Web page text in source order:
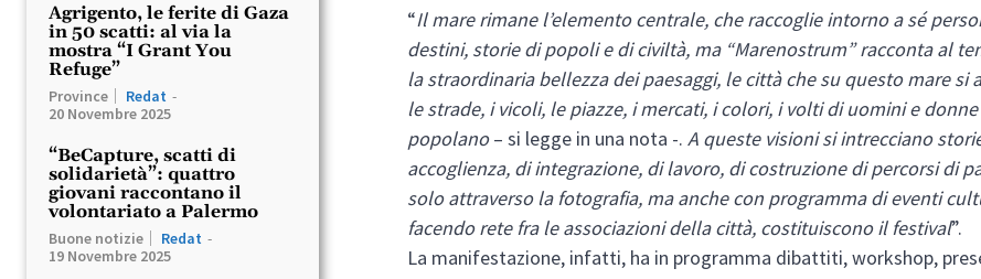
Agrigento, le ferite di Gaza
in 50 scatti: al via la
mostra “I Grant You
Refuge”
Province Redat -
20 Novembre 2025
“BeCapture, scatti di
solidarietà”: quattro
giovani raccontano il
volontariato a Palermo
Buone notizie Redat -
19 Novembre 2025
“Il mare rimane l’elemento centrale, che raccoglie intorno a sé
destini, storie di popoli e di civiltà, ma “Marenostrum” racconta al
la straordinaria bellezza dei paesaggi, le città che su questo mare si
le strade, i vicoli, le piazze, i mercati, i colori, i volti di uomini e
popolano– si legge in una nota -.A queste visioni si intrecciano
accoglienza, di integrazione, di lavoro, di costruzione di percorsi di
solo attraverso la fotografia, ma anche con programma di eventi
facendo rete fra le associazioni della città, costituiscono il festival”.
La manifestazione, infatti, ha in programma dibattiti, workshop,